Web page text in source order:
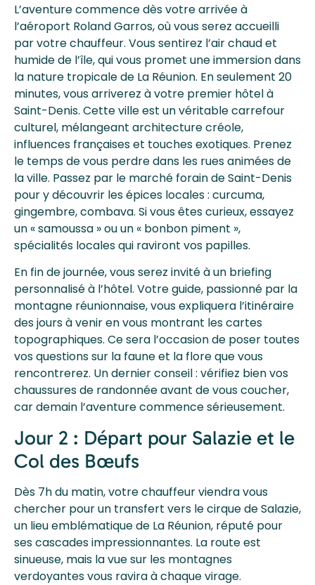
L’aventure commence dès votre arrivée à
l’aéroport Roland Garros, où vous serez accueilli
par votre chauffeur. Vous sentirez l’air chaud et
humide de l’île, qui vous promet une immersion dans
la nature tropicale de La Réunion. En seulement 20
minutes, vous arriverez à votre premier hôtel à
Saint-Denis. Cette ville est un véritable carrefour
culturel, mélangeant architecture créole,
influences françaises et touches exotiques. Prenez
le temps de vous perdre dans les rues animées de
la ville. Passez par le marché forain de Saint-Denis
pour y découvrir les épices locales : curcuma,
gingembre, combava. Si vous êtes curieux, essayez
un « samoussa » ou un « bonbon piment »,
spécialités locales qui raviront vos papilles.
En fin de journée, vous serez invité à un briefing
personnalisé à l’hôtel. Votre guide, passionné par la
montagne réunionnaise, vous expliquera l’itinéraire
des jours à venir en vous montrant les cartes
topographiques. Ce sera l’occasion de poser toutes
vos questions sur la faune et la flore que vous
rencontrerez. Un dernier conseil : vérifiez bien vos
chaussures de randonnée avant de vous coucher,
car demain l’aventure commence sérieusement.
Jour 2 : Départ pour Salazie et le
Col des Bœufs
Dès 7h du matin, votre chauffeur viendra vous
chercher pour un transfert vers le cirque de Salazie,
un lieu emblématique de La Réunion, réputé pour
ses cascades impressionnantes. La route est
sinueuse, mais la vue sur les montagnes
verdoyantes vous ravira à chaque virage.